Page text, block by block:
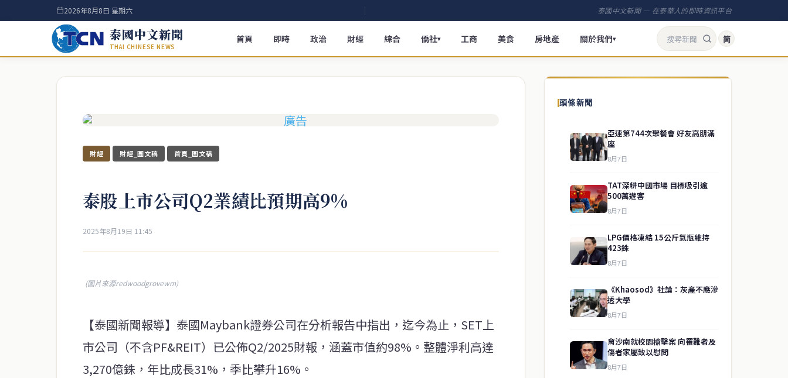
2026年8月8日 星期六 泰國中文新聞 — 在泰華人的即時資訊平台
泰國中文新聞
THAI CHINESE NEWS
首頁 即時 政治 財經 綜合 僑社▾ 工商 美食 房地產 關於我們▾ 简
財經 財經_圖文稿 首頁_圖文稿
泰股上市公司Q2業績比預期高9%
2025年8月19日 11:45
(圖片來源redwoodgrovewm)
【泰國新聞報導】泰國Maybank證券公司在分析報告中指出，迄今為止，SET上
市公司（不含PF&REIT）已公佈Q2/2025財報，涵蓋市值約98%。整體淨利高達
3,270億銖，年比成長31%，季比攀升16%。
頭條新聞
亞速第744次聚餐會 好友高朋滿
座
8月7日
TAT深耕中國市場 目標吸引逾
500萬遊客
8月7日
LPG價格凍結 15公斤氣瓶維持
423銖
8月7日
《Khaosod》社論：灰產不應滲
透大學
8月7日
育沙南就校園槍擊案 向罹難者及
傷者家屬致以慰問
8月7日